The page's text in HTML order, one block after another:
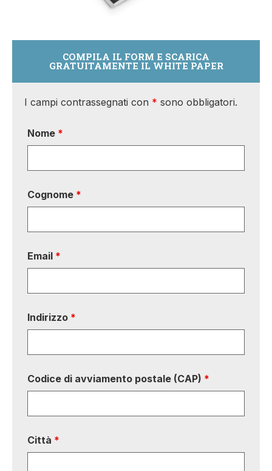
COMPILA IL FORM E SCARICA
GRATUITAMENTE IL WHITE PAPER
I campi contrassegnati con * sono obbligatori.
Nome *
Cognome *
Email *
Indirizzo *
Codice di avviamento postale (CAP) *
Città *